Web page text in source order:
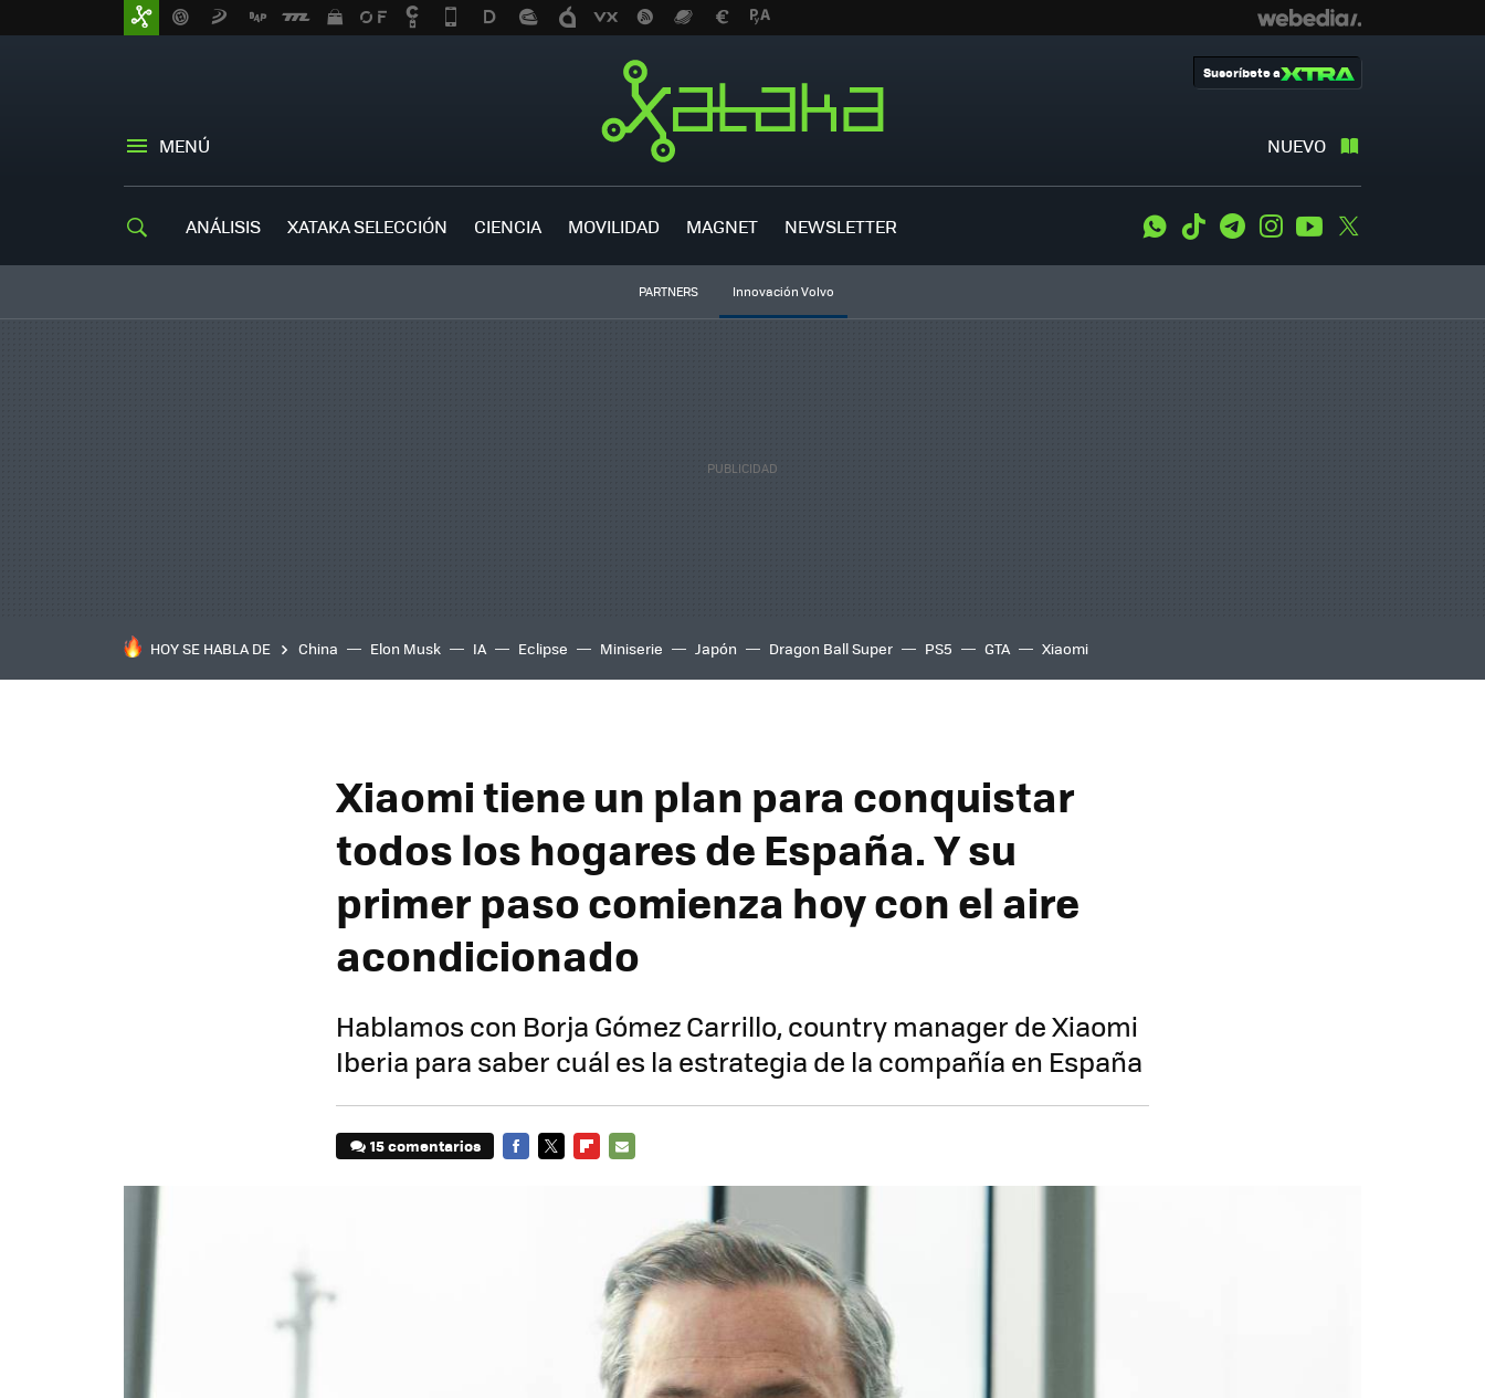
MENÚ NUEVO
Suscríbete a
ANÁLISIS XATAKA SELECCIÓN CIENCIA MOVILIDAD MAGNET NEWSLETTER WhatsApp
Tiktok TelegramInstagramYoutube
PARTNERS Innovación Volvo
HOY SE HABLA DE China Elon Musk IA Eclipse Miniserie Japón Dragon Ball Super PS5 GTA Xiaomi
Xiaomi tiene un plan para conquistar
todos los hogares de España. Y su
primer paso comienza hoy con el aire
acondicionado
Hablamos con Borja Gómez Carrillo, country manager de Xiaomi
Iberia para saber cuál es la estrategia de la compañía en España
15 comentarios